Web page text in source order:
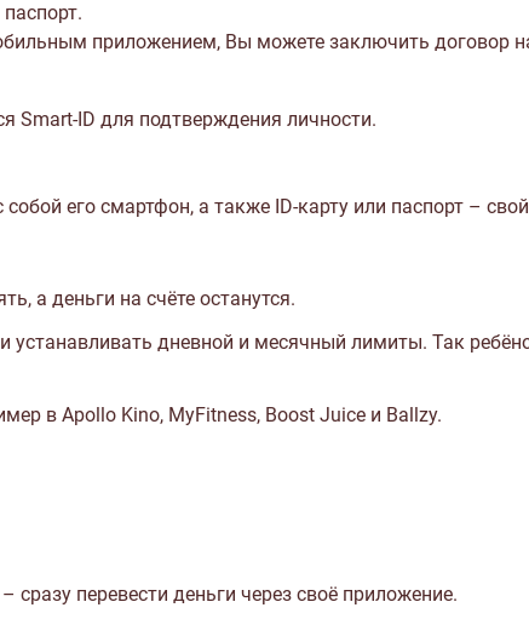
приложением, Вы можете заключить договор
Smart-ID для подтверждения личности.
его смартфон, а также ID-карту или паспорт –
а деньги на счёте останутся.
дневной и месячный лимиты. Так
в Apollo Kino, MyFitness, Boost Juice и Ballzy.
сразу перевести деньги через своё приложение.